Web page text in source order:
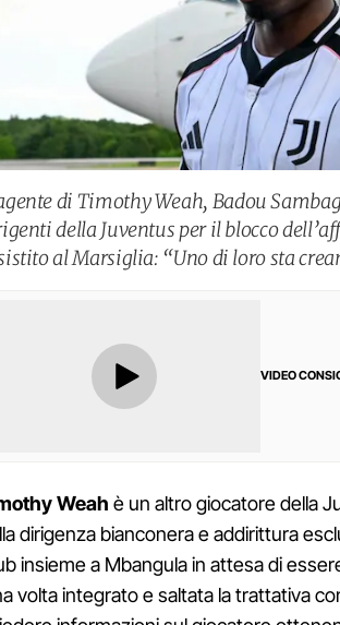
di Timothy Weah, Badou
della Juventus per il blocco
al Marsiglia: “Uno di loro sta
VIDEO
Weah è un altro giocatore della
dirigenza bianconera e addirittura
insieme a Mbangula in attesa di
volta integrato e saltata la trattativa